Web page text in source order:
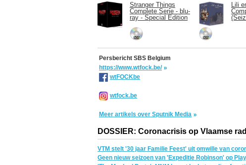
Stranger Things
Complete Serie - blu-
ray - Special Edition
Lili
Persbericht SBS Belgium
https://www.wtfock.be/
wtFOCKbe
wtfock.be
Meer artikels over Sputnik Media
DOSSIER: Coronacrisis op Vlaamse
VTM stelt '30 jaar Familie Feest' uit omwille van
Geen nieuw seizoen van 'Expeditie Robinson' op